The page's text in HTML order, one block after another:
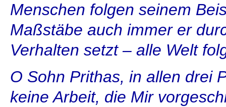
Menschen folgen seinem
Maßstäbe auch immer er
Verhalten setzt – alle Welt
O Sohn Prithas, in allen drei
keine Arbeit, die Mir